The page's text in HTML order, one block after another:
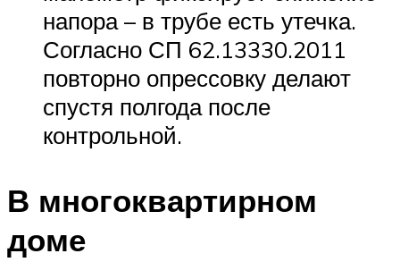
напора – в трубе есть утечка.
Согласно СП 62.13330.2011
повторно опрессовку делают
спустя полгода после
контрольной.
В многоквартирном
доме